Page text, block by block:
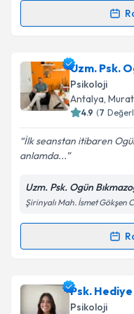
Kişisel
kapsamda
Randevu
Psk. Ezgi Murat
Size bu uzmandan
hazırlandığında
Kişisel
Metni'ni
kapsamda
Uzm. Psk.
Psikoloji
Antalya,
4.9 (7
İlk seanstan itibaren
anlamda...
Uzm. Psk. Ogün
Şirinyalı Mah. İsmet Gökşen
Randevu
Uzm. Psk. Ogün
talebi oluşturun.
Psk.
Psikoloji